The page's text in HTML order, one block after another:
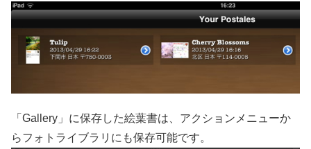
「Gallery」に保存した絵葉書は、アクションメニューか
らフォトライブラリにも保存可能です。